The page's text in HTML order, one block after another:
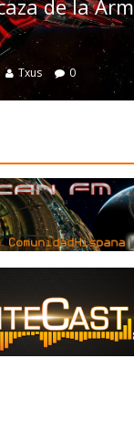
4 julio,